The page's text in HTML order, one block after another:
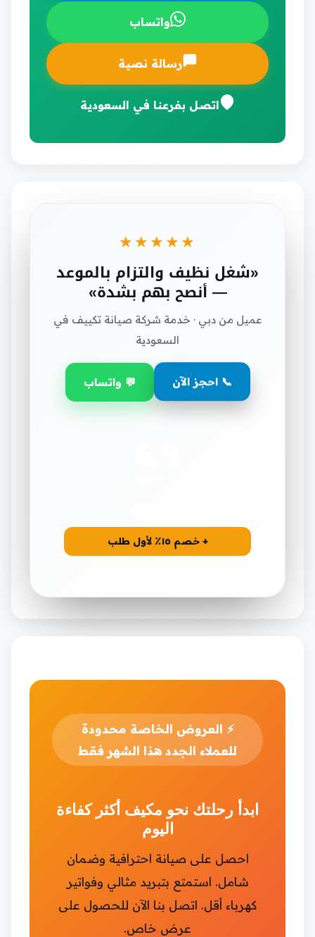
واتساب
رسالة نصية
اتصل بفرعنا في السعودية
★★★★★
«شغل نظيف والتزام بالموعد
— أنصح بهم بشدة»
عميل من دبي · خدمة شركة صيانة تكييف في
السعودية
📞 احجز الآن 💬 واتساب
+ خصم ١٥٪ لأول طلب
⚡ العروض الخاصة محدودة
للعملاء الجدد هذا الشهر فقط
ابدأ رحلتك نحو مكيف أكثر كفاءة
اليوم
احصل على صيانة احترافية وضمان
شامل. استمتع بتبريد مثالي وفواتير
كهرباء أقل. اتصل بنا الآن للحصول على
عرض خاص.